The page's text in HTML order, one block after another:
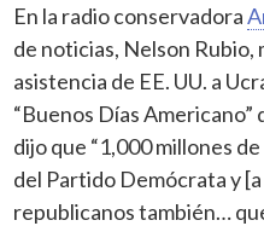
En la radio conservadora
de noticias, Nelson
asistencia de EE. UU. a
“Buenos Días Americano”
dijo que “1,000 millones
del Partido Demócrata y
republicanos también…